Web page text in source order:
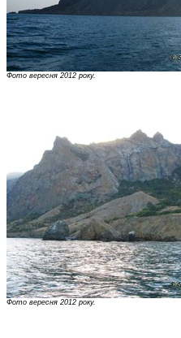
Фото вересня 2012 року.
Фото вересня 2012 року.